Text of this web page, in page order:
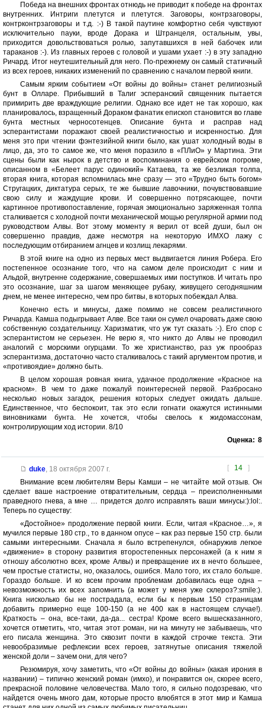
Победа на внешних фронтах отнюдь не приводит к победе на фронтах
внутренних. Интриги плетутся и плетутся. Заговоры, контрзаговоры,
контрконтрзаговоры и т.д. :-) В такой паутине комфортно себя чувствуют
исключительно пауки, вроде Дорака и Штранцеля, остальным, увы,
приходится довольствоваться ролью, запутавшихся в ней бабочек или
тараканов :-). Из главных героев с головой и ушами ухает :-) в эту западню
Ричард. Итог неутешительный для него. По-прежнему он самый статичный
из всех героев, никаких изменений по сравнению с началом первой книги.
Самым ярким событием «От войны до войны» станет религиозный
бунт в Олларе. Прибывший в Талиг эсперанский священник пытается
примирить две враждующие религии. Однако все идет не так хорошо, как
планировалось, взращенный Дораком фанатик епископ становится во главе
бунта местных черносотенцев. Описание бунта и расправ над
эсперантистами поражают своей реалистичностью и искренностью. Для
меня это при чтении фэнтезийной книги было, как ушат холодный воды в
лицо, да, это то самое же, что меня поразило в «ПЛиО» у Мартина. Эти
сцены были как нырок в детство и воспоминания о еврейском погроме,
описанном в «Белеет парус одинокий» Катаева, та же безликая толпа,
вторая книга, которая вспомнилась мне сразу — это «Трудно быть богом»
Стругацких, диктатура серых, те же бывшие лавочники, почувствовавшие
свою силу и жаждущие крови. И совершенно потрясающее, почти
картинное противопоставление, горячая эмоционально заряженная толпа
сталкивается с холодной почти механической мощью регулярной армии под
руководством Алвы. Вот этому моменту я верил от всей души, был он
совершенно правдив, даже несмотря на некоторую ИМХО лажу с
последующим отбиранием агнцев и козлищ лекарями.
В этой книге на одно из первых мест выдвигается линия Робера. Его
постепенное осознание того, что на самом деле происходит с ним и
Альдой, внутренне содержание, совершаемых ими поступков. И читать про
это осознание, шаг за шагом меняющее рубаку, живущего сегодняшним
днем, не менее интересно, чем про битвы, в которых побеждал Алва.
Конечно есть и минусы, даже помимо не совсем реалистичного
Ричарда. Камша подыгрывает Алве. Все таки он сумел очаровать даже свою
собственную создательницу. Харизматик, что уж тут сказать :-). Его спор с
эсперантистом не серьезен. Не верю я, что никто до Алвы не проводил
аналогий с морскими огурцами. То же христианство, раз уж прообраз
эсперантизма, достаточно часто сталкивалось с такий аргументом против, и
«противоядие» должно быть.
В целом хорошая ровная книга, удачное продолжение «Красное на
красном». В чем то даже пожалуй поинтересней первой. Разбросано
несколько новых загадок, решения которых следует ожидать дальше.
Единственное, что беспокоит, так это если гогнати окажутся истинными
виновниками бунта. Не хочется, чтобы свелось к жидомассонам,
контролирующим ход истории. 8/10
Оценка: 8
[ 14 ]
duke, 18 октября 2007 г.
Внимание всем любителям Веры Камши – не читайте мой отзыв. Он
сделает ваше настроение отвратительным, сердца – преисполненными
праведного гнева, а мне … придется долго исправлять ваши минусы:):lol:.
Теперь по существу:
«Достойное» продолжение первой книги. Если, читая «Красное…», я
мучился первые 180 стр., то в данном опусе – как раз первые 150 стр. были
самыми интересными. Сначала я было встрепенулся, обнаружив легкое
«движение» в сторону развития второстепенных персонажей (а к ним я
отношу абсолютно всех, кроме Алвы) и превращение их в нечто большее,
чем простые статисты, но, оказалось, ошибся. Мало того, их стало больше.
Гораздо больше. И ко всем прочим проблемам добавилась еще одна –
невозможность их всех запомнить (а может у меня уже склероз?:smile:).
Книга нисколько бы не пострадала, если бы к первым 150 страницам
добавить примерно еще 100-150 (а не 400 как в настоящем случае!).
Краткость – она, все-таки, да-да... сестра! Кроме всего вышесказанного,
хочется отметить, что, читая этот роман, ни на минуту не забываешь, что
его писала женщина. Это сквозит почти в каждой строчке текста. Эти
невообразимые рефлексии всех героев, затянутые описания тяжелой
женской доли – зачем они, для чего?
Резюмируя, хочу заметить, что «От войны до войны» (какая ирония в
названии) – типично женский роман (имхо), и понравится он, скорее всего,
прекрасной половине человечества. Мало того, я сильно подозреваю, что
найдется очень много дам, которые просто влюбятся в этот мир и Камша